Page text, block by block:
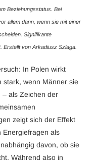
Beziehungsstatus. Bei
allem dann, wenn sie mit einer
Signifikante
Erstellt von Arkadiusz Szlaga.
In Polen wirkt
stark, wenn Männer sie
– als Zeichen der
zeigt sich der Effekt
Energiefragen als
davon, ob sie
Während also in